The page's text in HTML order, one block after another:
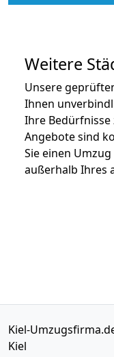
Weitere
Unsere
Ihnen
Ihre Bedürfnisse
Angebote sind
Sie einen
außerhalb Ihres
Kiel-
Kiel